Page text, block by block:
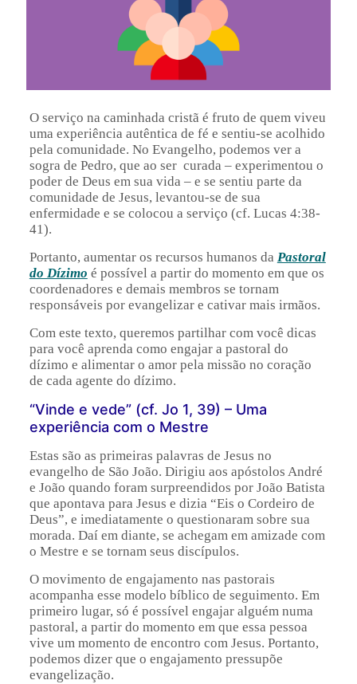
O serviço na caminhada cristã é fruto de quem viveu
uma experiência autêntica de fé e sentiu-se acolhido
pela comunidade. No Evangelho, podemos ver a
sogra de Pedro, que ao ser curada – experimentou o
poder de Deus em sua vida – e se sentiu parte da
comunidade de Jesus, levantou-se de sua
enfermidade e se colocou a serviço (cf. Lucas 4:38-
41).
Portanto, aumentar os recursos humanos da Pastoral
do Dízimo é possível a partir do momento em que os
coordenadores e demais membros se tornam
responsáveis por evangelizar e cativar mais irmãos.
Com este texto, queremos partilhar com você dicas
para você aprenda como engajar a pastoral do
dízimo e alimentar o amor pela missão no coração
de cada agente do dízimo.
“Vinde e vede” (cf. Jo 1, 39) – Uma
experiência com o Mestre
Estas são as primeiras palavras de Jesus no
evangelho de São João. Dirigiu aos apóstolos André
e João quando foram surpreendidos por João Batista
que apontava para Jesus e dizia “Eis o Cordeiro de
Deus”, e imediatamente o questionaram sobre sua
morada. Daí em diante, se achegam em amizade com
o Mestre e se tornam seus discípulos.
O movimento de engajamento nas pastorais
acompanha esse modelo bíblico de seguimento. Em
primeiro lugar, só é possível engajar alguém numa
pastoral, a partir do momento em que essa pessoa
vive um momento de encontro com Jesus. Portanto,
podemos dizer que o engajamento pressupõe
evangelização.